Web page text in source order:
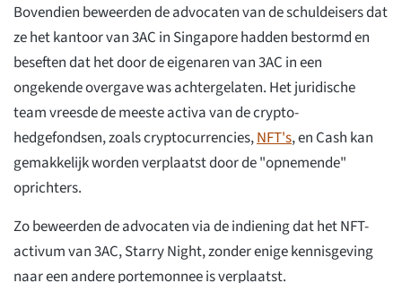
Bovendien beweerden de advocaten van de schuldeisers dat
ze het kantoor van 3AC in Singapore hadden bestormd en
beseften dat het door de eigenaren van 3AC in een
ongekende overgave was achtergelaten. Het juridische
team vreesde de meeste activa van de crypto-
hedgefondsen, zoals cryptocurrencies,NFT's, en Cash kan
gemakkelijk worden verplaatst door de "opnemende"
oprichters.
Zo beweerden de advocaten via de indiening dat het NFT-
activum van 3AC, Starry Night, zonder enige kennisgeving
naar een andere portemonnee is verplaatst.